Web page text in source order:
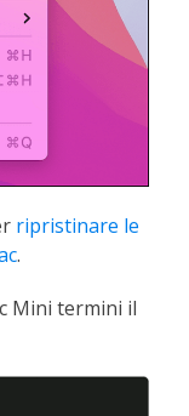
ripristinare le
.
Mini termini il